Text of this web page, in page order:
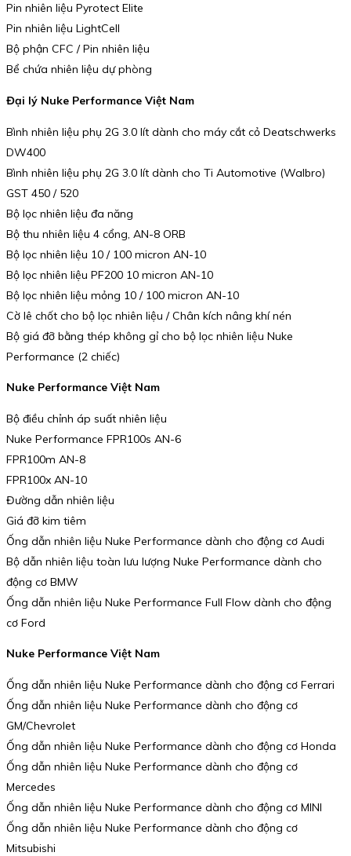
Pin nhiên liệu Pyrotect Elite
Pin nhiên liệu LightCell
Bộ phận CFC / Pin nhiên liệu
Bể chứa nhiên liệu dự phòng
Đại lý Nuke Performance Việt Nam
Bình nhiên liệu phụ 2G 3.0 lít dành cho máy cắt cỏ Deatschwerks
DW400
Bình nhiên liệu phụ 2G 3.0 lít dành cho Ti Automotive (Walbro)
GST 450 / 520
Bộ lọc nhiên liệu đa năng
Bộ thu nhiên liệu 4 cổng, AN-8 ORB
Bộ lọc nhiên liệu 10 / 100 micron AN-10
Bộ lọc nhiên liệu PF200 10 micron AN-10
Bộ lọc nhiên liệu mỏng 10 / 100 micron AN-10
Cờ lê chốt cho bộ lọc nhiên liệu / Chân kích nâng khí nén
Bộ giá đỡ bằng thép không gỉ cho bộ lọc nhiên liệu Nuke
Performance (2 chiếc)
Nuke Performance Việt Nam
Bộ điều chỉnh áp suất nhiên liệu
Nuke Performance FPR100s AN-6
FPR100m AN-8
FPR100x AN-10
Đường dẫn nhiên liệu
Giá đỡ kim tiêm
Ống dẫn nhiên liệu Nuke Performance dành cho động cơ Audi
Bộ dẫn nhiên liệu toàn lưu lượng Nuke Performance dành cho
động cơ BMW
Ống dẫn nhiên liệu Nuke Performance Full Flow dành cho động
cơ Ford
Nuke Performance Việt Nam
Ống dẫn nhiên liệu Nuke Performance dành cho động cơ Ferrari
Ống dẫn nhiên liệu Nuke Performance dành cho động cơ
GM/Chevrolet
Ống dẫn nhiên liệu Nuke Performance dành cho động cơ Honda
Ống dẫn nhiên liệu Nuke Performance dành cho động cơ
Mercedes
Ống dẫn nhiên liệu Nuke Performance dành cho động cơ MINI
Ống dẫn nhiên liệu Nuke Performance dành cho động cơ
Mitsubishi